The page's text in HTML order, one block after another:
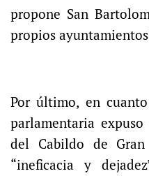
propone San
propios
Por último, en
parlamentaria
del Cabildo de
“ineficacia y